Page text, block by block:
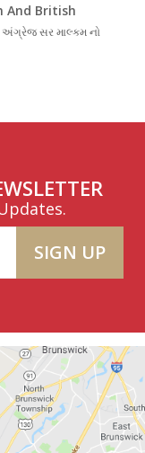
And British
At Rajkot
અંગ્રેજ સર માલ્કમ નો